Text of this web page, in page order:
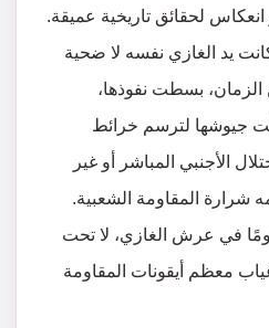
لحقائق تاريخية عميقة.
يد الغازي نفسه لا ضحية
بسطت نفوذها،
جيوشها لترسم خرائط
الأجنبي المباشر أو غير
شرارة المقاومة الشعبية.
في عرش الغازي، لا تحت
معظم أيقونات المقاومة